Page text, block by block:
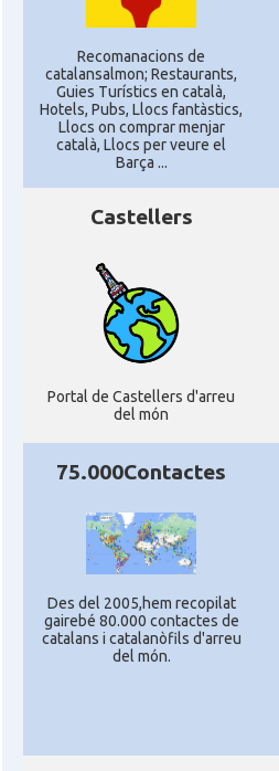
Recomanacions de
catalansalmon; Restaurants,
Guies Turístics en català,
Hotels, Pubs, Llocs fantàstics,
Llocs on comprar menjar
català, Llocs per veure el
Barça ...
Castellers
Portal de Castellers d'arreu
del món
75.000Contactes
Des del 2005,hem recopilat
gairebé 80.000 contactes de
catalans i catalanòfils d'arreu
del món.